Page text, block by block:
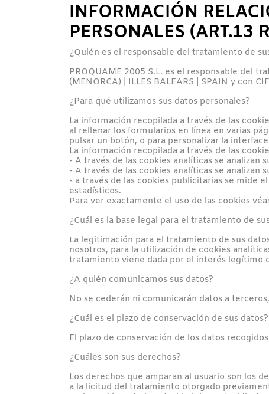
INFORMACIÓN
PERSONALES (ART.13
¿Quién es el responsable del tratamiento de
PROQUAME 2005 S.L. es el responsable del
(MENORCA) | ILLES BALEARS | SPAIN y con
¿Para qué utilizamos sus datos personales?
La información recopilada a través de las
al rellenar los formularios en línea en varias
pulsar un botón, o para personalizar la
La información recopilada a través de las
- A través de las cookies analíticas se analizan
- A través de las cookies analíticas se analizan
- a través de las cookies publicitarias se mide
estadísticos.
Para ver exactamente el uso de las cookies
¿Cuál es la base legal para el tratamiento de
La legitimación para el tratamiento de sus
nosotros, para la utilización de cookies
tratamiento viene dada por el interés legítimo
¿A quién comunicamos sus datos?
No se cederán ni comunicarán datos a
¿Cuál es el plazo de conservación de sus datos?
El plazo de conservación de los datos
¿Cuáles son sus derechos?
Los derechos que amparan al usuario son los
a la licitud del tratamiento otorgado